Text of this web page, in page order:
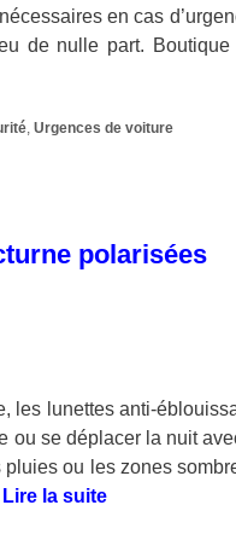
en cas
de nulle part.
,Urgences de voiture
polarisées
les lunettes anti-
ou se déplacer la nuit
ou les zones
Lire la suite